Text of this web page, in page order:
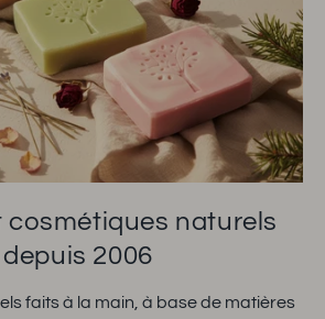
cosmétiques naturels
depuis 2006
faits à la main, à base de matières